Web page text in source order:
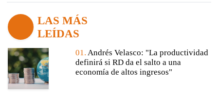
LAS MÁS
LEÍDAS
01. Andrés Velasco: "La productividad
definirá si RD da el salto a una
economía de altos ingresos"